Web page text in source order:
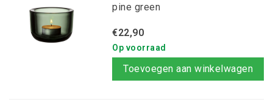
pine green
€22,90
Op voorraad
Toevoegen aan winkelwagen